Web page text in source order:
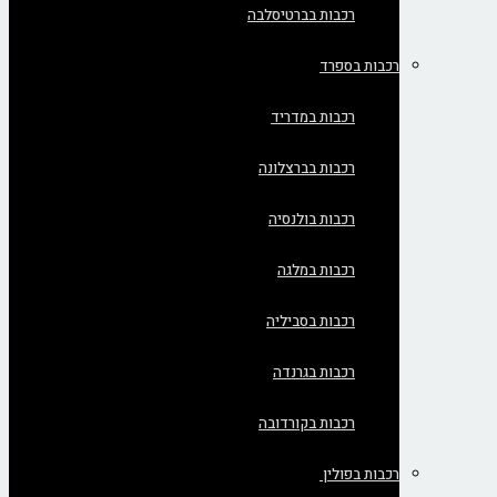
רכבות בברטיסלבה
רכבות בספרד
רכבות במדריד
רכבות בברצלונה
רכבות בולנסיה
רכבות במלגה
רכבות בסביליה
רכבות בגרנדה
רכבות בקורדובה
רכבות בפולין